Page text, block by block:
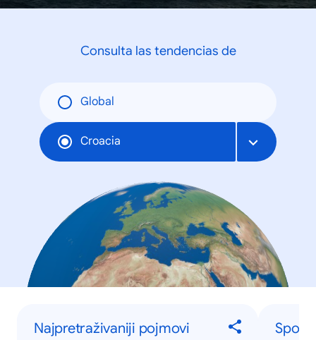
Consulta las tendencias de
Global
Croacia
Najpretraživaniji pojmovi